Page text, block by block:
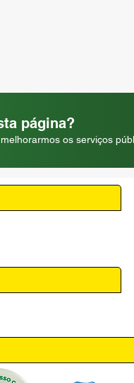
página?
os serviços